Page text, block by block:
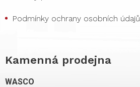
Podmínky ochrany osobních údajů
Kamenná prodejna
WASCO